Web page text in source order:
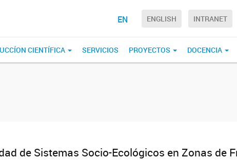
EN ENGLISH INTRANET
CIENTÍFICA SERVICIOS PROYECTOS DOCENCIA
de Sistemas Socio-Ecológicos en Zonas de